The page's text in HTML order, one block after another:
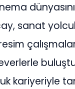
sanat
kariyeriyle